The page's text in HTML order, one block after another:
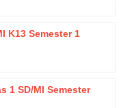
K13 Semester 1
1 SD/MI Semester